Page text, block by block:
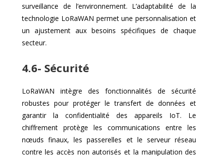
surveillance de l’environnement. L’adaptabilité de la
technologie LoRaWAN permet une personnalisation et
un ajustement aux besoins spécifiques de chaque
secteur.
4.6- Sécurité
LoRaWAN intègre des fonctionnalités de sécurité
robustes pour protéger le transfert de données et
garantir la confidentialité des appareils IoT. Le
chiffrement protège les communications entre les
nœuds finaux, les passerelles et le serveur réseau
contre les accès non autorisés et la manipulation des